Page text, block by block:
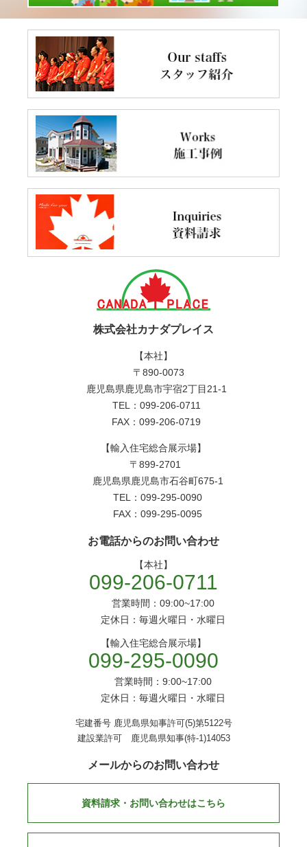
株式会社カナダプレイス
【本社】
〒890-0073
鹿児島県鹿児島市宇宿2丁目21-1
TEL：099-206-0711
FAX：099-206-0719
【輸入住宅総合展示場】
〒899-2701
鹿児島県鹿児島市石谷町675-1
TEL：099-295-0090
FAX：099-295-0095
お電話からのお問い合わせ
【本社】
099-206-0711
営業時間：09:00~17:00
定休日：毎週火曜日・水曜日
【輸入住宅総合展示場】
099-295-0090
営業時間：9:00~17:00
定休日：毎週火曜日・水曜日
宅建番号 鹿児島県知事許可(5)第5122号
建設業許可 鹿児島県知事(特-1)14053
メールからのお問い合わせ
資料請求・お問い合わせはこちら